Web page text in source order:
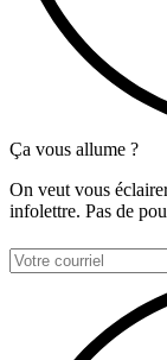
Ça vous allume ?
On veut vous
infolettre. Pas de